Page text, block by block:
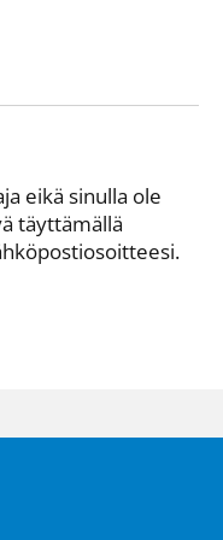
eikä sinulla ole
täyttämällä